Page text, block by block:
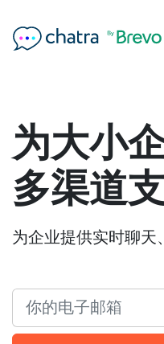
为大小
多渠道
为企业提供实时聊天